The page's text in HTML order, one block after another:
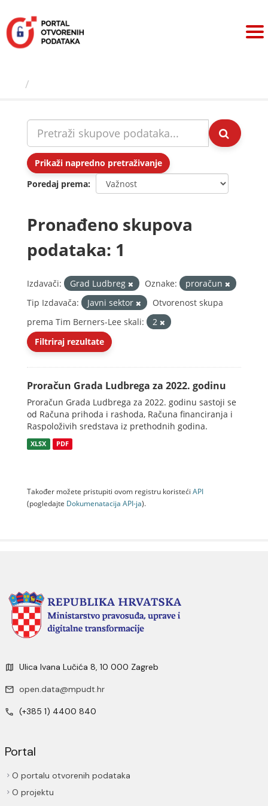
sadržaj
Prikaži napredno pretraživanje
Poredaj prema
Pronađeno skupova
podataka: 1
Izdavači: Grad Ludbreg Oznake:
proračun
Tip Izdavača:
Javni sektor
Otvorenost skupa
prema Tim Berners-Lee skali:
2
Filtriraj rezultate
Proračun Grada Ludbrega za 2022. godinu
Proračun Grada Ludbrega za 2022. godinu sastoji se
od Računa prihoda i rashoda, Računa financiranja i
Raspoloživih sredstava iz prethodnih godina.
XLSX PDF
Također možete pristupiti ovom registru koristeći API
(pogledajte Dokumenаtаcijа API-jа).